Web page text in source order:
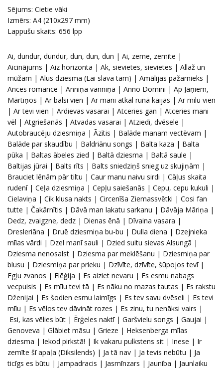
Sējums: Cietie vāki
Izmērs: A4 (210x297 mm)
Lappušu skaits: 656 lpp
Ai, dundur, dundur, dun, dun, dun | Ai, zeme, zemīte |
Aicinājums | Aiz horizonta | Ak, sievietes, sievietes | Allaž un
mūžam | Alus dziesma (Lai slava tam) | Amālijas pažarnieks |
Ances romance | Anniņa vanniņā | Anno Domini | Ap Jāņiem,
Mārtiņos | Ar balsi vien | Ar mani atkal runā kaijas | Ar mīlu vien
| Ar tevi vien | Ardievas vasarai | Atceries gan | Atceries mani
vēl | Atgriešanās | Atvadas vasarai | Atziedi, dvēsele |
Autobraucēju dziesmiņa | Āzītis | Balāde manam vectēvam |
Balāde par skaudību | Baldriānu songs | Balta kaza | Balta
pūka | Baltas ābeles zied | Baltā dziesma | Baltā saule |
Baltijas jūrai | Balts rīts | Balts sniedziņš snieg uz skujiņām |
Brauciet lēnām pār tiltu | Caur manu naivu sirdi | Cāļus skaita
rudenī | Ceļa dziesmiņa | Cepļu saiešanās | Cepu, cepu kukuli |
Cielaviņa | Cik klusa nakts | Circenīša Ziemassvētki | Cosi fan
tutte | Čakārnītis | Dāvā man lakatu sarkanu | Dāvāja Māriņa |
Dedz, zvaigzne, dedz | Dienas ēnā | Dīvaina vasara |
Dresleriāna | Druē dziesmiņa bu-bu | Dulla diena | Dzejnieka
mīlas vārdi | Dzel manī sauli | Dzied suitu sievas Alsungā |
Dziesma nenosalst | Dziesma par meklēšanu | Dziesmiņa par
blusu | Dziesmiņa par prieku | Dzīvīte, dzīvīte, šūpojos tevī |
Egļu zvanos | Elēģija | Es aiziet nevaru | Es esmu nabags
vecpuisis | Es mīlu tevi tā | Es nāku no mazas tautas | Es rakstu
Dženijai | Es šodien esmu laimīgs | Es tev savu dvēseli | Es tevi
mīlu | Es vēlos tev dāvināt rozes | Es zinu, tu nenāksi vairs |
Esi, kas vēlies būt | Ērģeles naktī | Garšvielu songs | Gaujai |
Genoveva | Glābiet māsu | Grieze | Heksenberga mīlas
dziesma | Iekod pirkstā! | Ik vakaru pulkstens sit | Inese | Ir
zemīte šī apaļa (Diksilends) | Ja tā nav | Ja tevis nebūtu | Ja
ticīgs es būtu | Jampadracis | Jasmīnzars | Jaunība | Jaunlaiku